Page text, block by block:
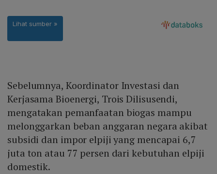
Sebelumnya, Koordinator Investasi dan
Kerjasama Bioenergi, Trois Dilisusendi,
mengatakan pemanfaatan biogas mampu
melonggarkan beban anggaran negara akibat
subsidi dan impor elpiji yang mencapai 6,7
juta ton atau 77 persen dari kebutuhan elpiji
domestik.